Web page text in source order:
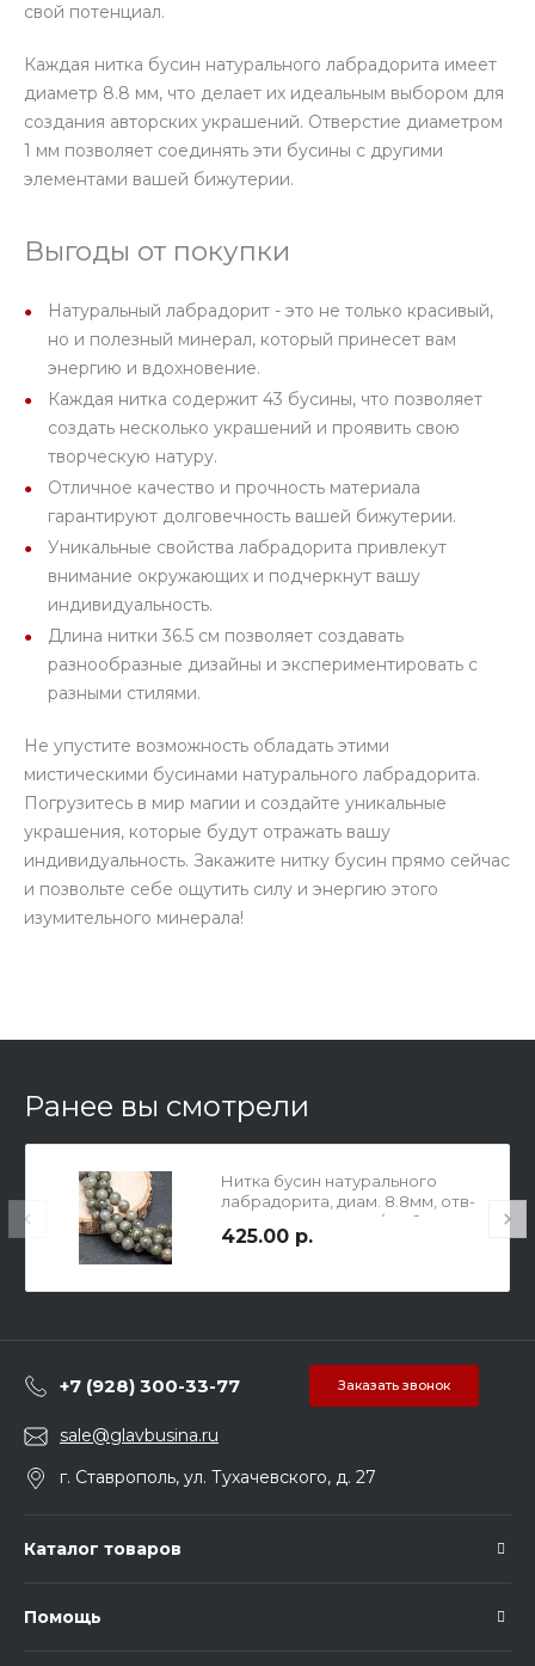
свой потенциал.
Каждая нитка бусин натурального лабрадорита имеет
диаметр 8.8 мм, что делает их идеальным выбором для
создания авторских украшений. Отверстие диаметром
1 мм позволяет соединять эти бусины с другими
элементами вашей бижутерии.
Выгоды от покупки
Натуральный лабрадорит - это не только красивый,
но и полезный минерал, который принесет вам
энергию и вдохновение.
Каждая нитка содержит 43 бусины, что позволяет
создать несколько украшений и проявить свою
творческую натуру.
Отличное качество и прочность материала
гарантируют долговечность вашей бижутерии.
Уникальные свойства лабрадорита привлекут
внимание окружающих и подчеркнут вашу
индивидуальность.
Длина нитки 36.5 см позволяет создавать
разнообразные дизайны и экспериментировать с
разными стилями.
Не упустите возможность обладать этими
мистическими бусинами натурального лабрадорита.
Погрузитесь в мир магии и создайте уникальные
украшения, которые будут отражать вашу
индивидуальность. Закажите нитку бусин прямо сейчас
и позвольте себе ощутить силу и энергию этого
изумительного минерала!
Ранее вы смотрели
Нитка бусин натурального
лабрадорита, диам. 8.8мм, отв-
е 1мм, длина 36.5см / 43 бусин.
425.00 р.
+7 (928) 300-33-77 Заказать звонок
sale@glavbusina.ru
г. Ставрополь, ул. Тухачевского, д. 27
Каталог товаров
Помощь